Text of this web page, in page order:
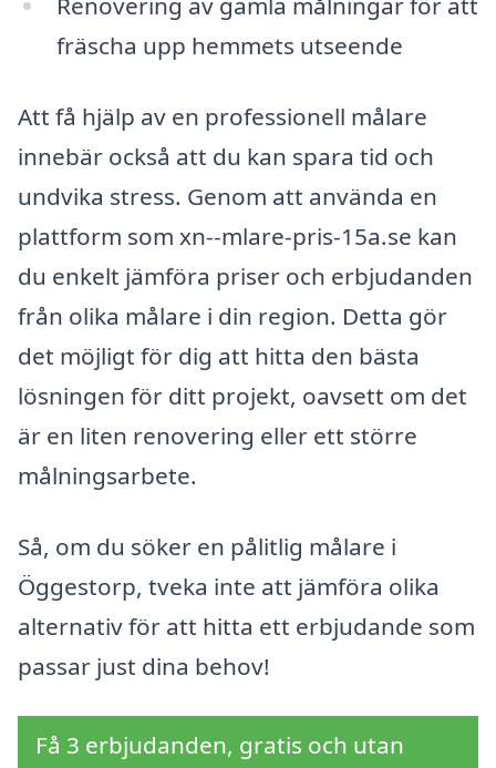
fräscha upp hemmets utseende
Att få hjälp av en professionell målare
innebär också att du kan spara tid och
undvika stress. Genom att använda en
plattform som xn--mlare-pris-15a.se kan
du enkelt jämföra priser och erbjudanden
från olika målare i din region. Detta gör
det möjligt för dig att hitta den bästa
lösningen för ditt projekt, oavsett om det
är en liten renovering eller ett större
målningsarbete.
Så, om du söker en pålitlig målare i
Öggestorp, tveka inte att jämföra olika
alternativ för att hitta ett erbjudande som
passar just dina behov!
Få 3 erbjudanden, gratis och utan